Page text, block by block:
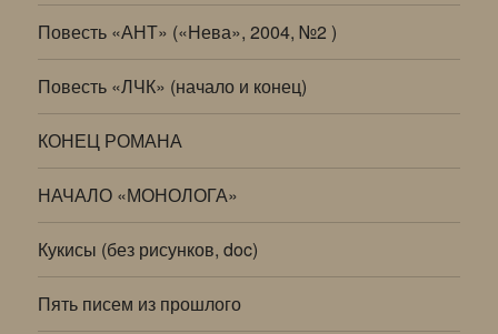
Повесть «АНТ» («Нева», 2004, №2 )
Повесть «ЛЧК» (начало и конец)
КОНЕЦ РОМАНА
НАЧАЛО «МОНОЛОГА»
Кукисы (без рисунков, doc)
Пять писем из прошлого